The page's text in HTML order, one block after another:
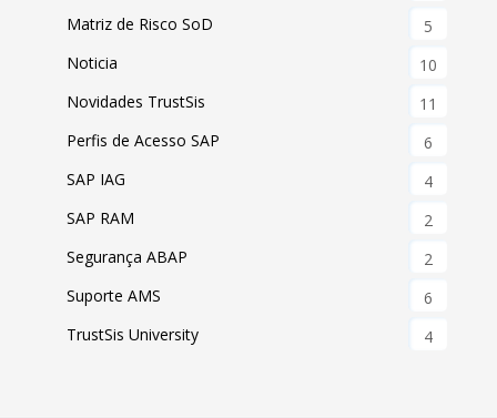
Matriz de Risco SoD
5
Noticia
10
Novidades TrustSis
11
Perfis de Acesso SAP
6
SAP IAG
4
SAP RAM
2
Segurança ABAP
2
Suporte AMS
6
TrustSis University
4